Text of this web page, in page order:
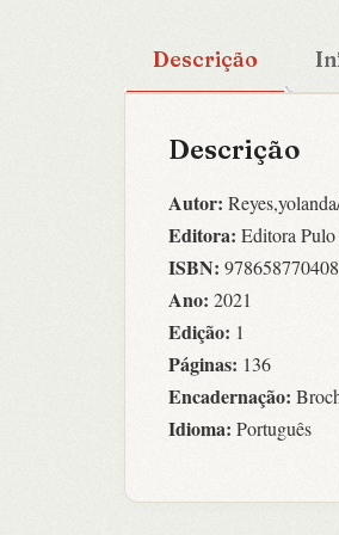
Descrição
Descrição
Autor:
Editora: Editora
ISBN:
Ano: 2021
Edição: 1
Páginas: 136
Encadernação:
Idioma: Português